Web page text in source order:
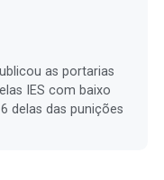
as portarias
IES com baixo
delas das punições